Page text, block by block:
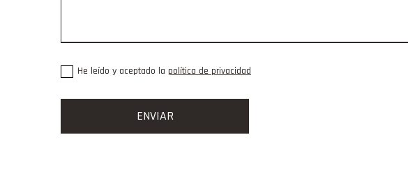
He leído y aceptado la política de privacidad
ENVIAR